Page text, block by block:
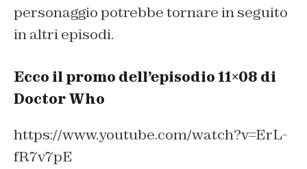
personaggio potrebbe tornare in seguito
in altri episodi.
Ecco il promo dell’episodio 11×08 di
Doctor Who
https://www.youtube.com/watch?v=ErL-
fR7v7pE